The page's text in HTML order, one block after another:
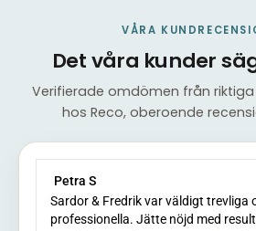
VÅRA
Det våra kunder
Verifierade omdömen från
hos Reco, oberoende